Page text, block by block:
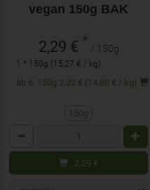
vegan 150g BAK
2,29 € * / 150g
1 * 150g (15,27 € / kg)
ab 6: 150g 2,22 € (14,80 € / kg)
150g
2,29 €